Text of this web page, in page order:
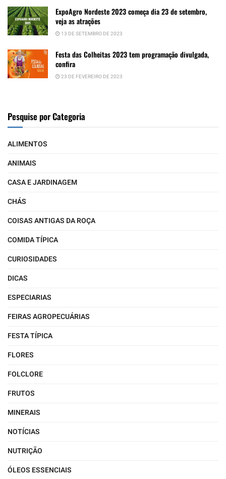
ExpoAgro Nordeste 2023 começa dia 23 de setembro,
veja as atrações
13 DE SETEMBRO DE 2023
Festa das Colheitas 2023 tem programação divulgada,
confira
23 DE FEVEREIRO DE 2023
Pesquise por Categoria
ALIMENTOS
ANIMAIS
CASA E JARDINAGEM
CHÁS
COISAS ANTIGAS DA ROÇA
COMIDA TÍPICA
CURIOSIDADES
DICAS
ESPECIARIAS
FEIRAS AGROPECUÁRIAS
FESTA TÍPICA
FLORES
FOLCLORE
FRUTOS
MINERAIS
NOTÍCIAS
NUTRIÇÃO
ÓLEOS ESSENCIAIS